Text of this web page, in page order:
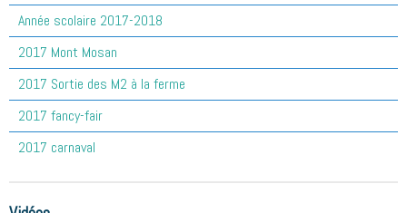
Année scolaire 2017-2018
2017 Mont Mosan
2017 Sortie des M2 à la ferme
2017 fancy-fair
2017 carnaval